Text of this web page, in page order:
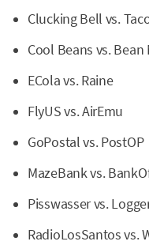
Clucking Bell vs.
Cool Beans vs. Bean
ECola vs. Raine
FlyUS vs. AirEmu
GoPostal vs. PostOP
MazeBank vs.
Pisswasser vs.
RadioLosSantos vs.